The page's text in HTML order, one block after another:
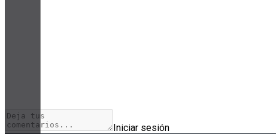
Iniciar sesión